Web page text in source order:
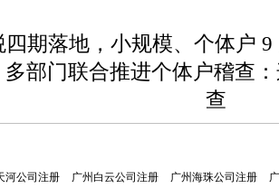
四期落地，小规模、个体户
多部门联合推进个体户稽查
查
河公司注册 广州白云公司注册 广州海珠公司注册